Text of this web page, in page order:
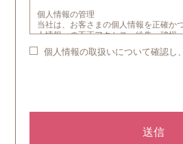
個人情報の管理
当社は、お客さまの個人情報を正確か
人情報への不正アクセス・紛失・破損
止するため、セキュリティシステムの
社員教育の徹底等の必要な措置を講じ
目的以外では利用いたしません。お客
人情報は、当社からのご連絡や業務の
個人情報の取扱いについて確認し